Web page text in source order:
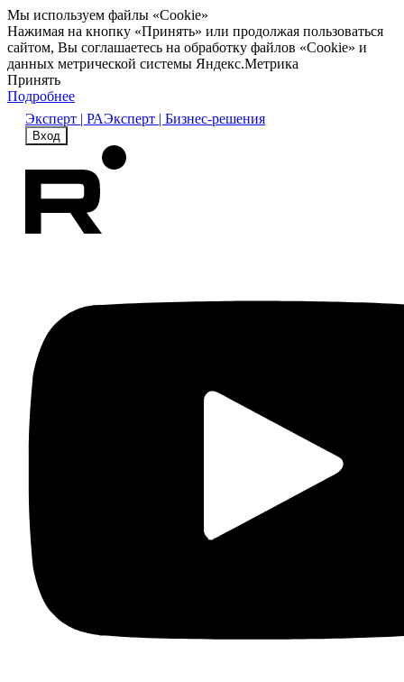
Мы используем файлы «Cookie»
Нажимая на кнопку «Принять» или продолжая пользоваться
сайтом, Вы соглашаетесь на обработку файлов «Cookie» и
данных метрической системы Яндекс.Метрика
Принять
Подробнее
Эксперт | РАЭксперт | Бизнес-решения
Вход